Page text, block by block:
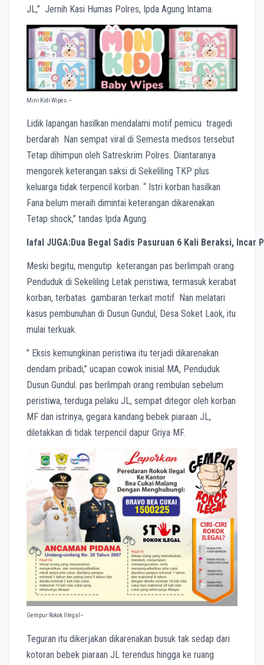
JL,” Jernih Kasi Humas Polres, Ipda Agung Intama.
Mini Kidi Wipes.–
Lidik lapangan hasilkan mendalami motif pemicu tragedi
berdarah Nan sempat viral di Semesta medsos tersebut
Tetap dihimpun oleh Satreskrim Polres. Diantaranya
mengorek keterangan saksi di Sekeliling TKP plus
keluarga tidak terpencil korban. “ Istri korban hasilkan
Fana belum meraih dimintai keterangan dikarenakan
Tetap shock,” tandas Ipda Agung.
lafal JUGA:Dua Begal Sadis Pasuruan 6 Kali Beraksi,
Meski begitu, mengutip keterangan pas berlimpah orang
Penduduk di Sekeliling Letak peristiwa, termasuk kerabat
korban, terbatas gambaran terkait motif Nan melatari
kasus pembunuhan di Dusun Gundul, Desa Soket Laok, itu
mulai terkuak.
” Eksis kemungkinan peristiwa itu terjadi dikarenakan
dendam pribadi,” ucapan cowok inisial MA, Penduduk
Dusun Gundul. pas berlimpah orang rembulan sebelum
peristiwa, terduga pelaku JL, sempat ditegor oleh korban
MF dan istrinya, gegara kandang bebek piaraan JL,
diletakkan di tidak terpencil dapur Griya MF.
Gempur Rokok Illegal–
Teguran itu dikerjakan dikarenakan busuk tak sedap dari
kotoran bebek piaraan JL terendus hingga ke ruang